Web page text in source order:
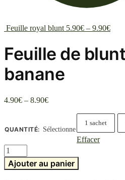
Feuille royal blunt 5.90€ – 9.90€
Feuille de blunt
banane
4.90€ – 8.90€
QUANTITÉ: Sélectionne
1 sachet
Effacer
quantité
de
Feuille
Ajouter au panier